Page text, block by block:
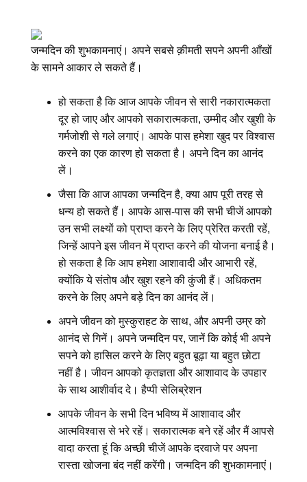
जन्मदिन की शुभकामनाएं। अपने सबसे क़ीमती सपने अपनी आँखों
के सामने आकार ले सकते हैं।
हो सकता है कि आज आपके जीवन से सारी नकारात्मकता
दूर हो जाए और आपको सकारात्मकता, उम्मीद और खुशी के
गर्मजोशी से गले लगाएं। आपके पास हमेशा खुद पर विश्वास
करने का एक कारण हो सकता है। अपने दिन का आनंद
लें।
जैसा कि आज आपका जन्मदिन है, क्या आप पूरी तरह से
धन्य हो सकते हैं। आपके आस-पास की सभी चीजें आपको
उन सभी लक्ष्यों को प्राप्त करने के लिए प्रेरित करती रहें,
जिन्हें आपने इस जीवन में प्राप्त करने की योजना बनाई है।
हो सकता है कि आप हमेशा आशावादी और आभारी रहें,
क्योंकि ये संतोष और खुश रहने की कुंजी हैं। अधिकतम
करने के लिए अपने बड़े दिन का आनंद लें।
अपने जीवन को मुस्कुराहट के साथ, और अपनी उम्र को
आनंद से गिनें। अपने जन्मदिन पर, जानें कि कोई भी अपने
सपने को हासिल करने के लिए बहुत बूढ़ा या बहुत छोटा
नहीं है। जीवन आपको कृतज्ञता और आशावाद के उपहार
के साथ आशीर्वाद दे। हैप्पी सेलिब्रेशन
आपके जीवन के सभी दिन भविष्य में आशावाद और
आत्मविश्वास से भरे रहें। सकारात्मक बने रहें और मैं आपसे
वादा करता हूं कि अच्छी चीजें आपके दरवाजे पर अपना
रास्ता खोजना बंद नहीं करेंगी। जन्मदिन की शुभकामनाएं।